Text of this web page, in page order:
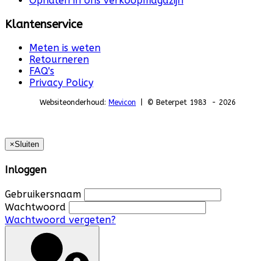
Klantenservice
Meten is weten
Retourneren
FAQ's
Privacy Policy
Websiteonderhoud: Mevicon | © Beterpet 1983 - 2026
×Sluiten
Inloggen
Gebruikersnaam
Wachtwoord
Wachtwoord vergeten?